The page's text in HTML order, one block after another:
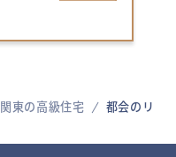
関東の高級住宅
都会のリ